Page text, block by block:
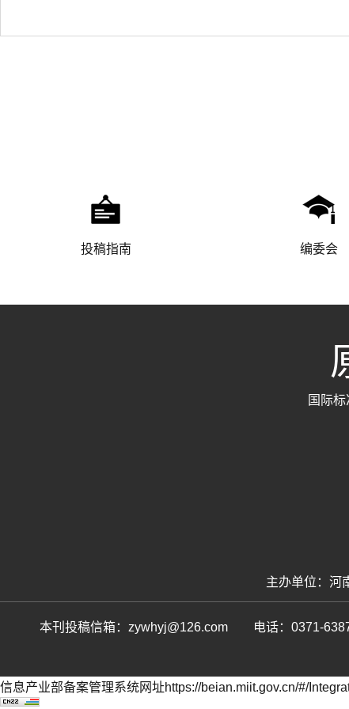
投稿指南 编委会
国际
主办单位：
本刊投稿信箱：zywhyj@126.com 电话：0371-
信息产业部备案管理系统网址https://beian.miit.gov.cn/#/